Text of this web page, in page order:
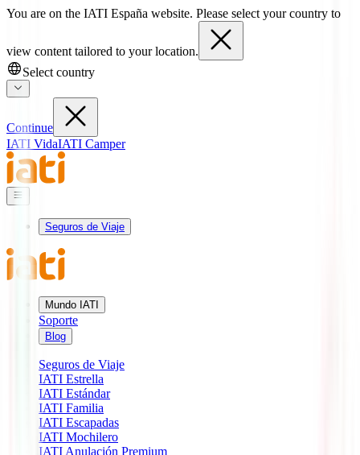
You are on the IATI España website. Please select your country to
view content tailored to your location.
Select country
Continue
IATI VidaIATI Camper
Seguros de Viaje
Mundo IATI
Soporte
Blog
Seguros de Viaje
IATI Estrella
IATI Estándar
IATI Familia
IATI Escapadas
IATI Mochilero
IATI Anulación Premium